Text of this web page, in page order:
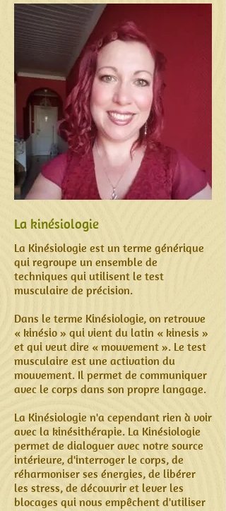
La kinésiologie
La Kinésiologie est un terme générique
qui regroupe un ensemble de
techniques qui utilisent le test
musculaire de précision.
Dans le terme Kinésiologie, on retrouve
« kinésio » qui vient du latin « kinesis »
et qui veut dire « mouvement ». Le test
musculaire est une activation du
mouvement. Il permet de communiquer
avec le corps dans son propre langage.
La Kinésiologie n'a cependant rien à voir
avec la kinésithérapie. La Kinésiologie
permet de dialoguer avec notre source
intérieure, d'interroger le corps, de
réharmoniser ses énergies, de libérer
les stress, de découvrir et lever les
blocages qui nous empêchent d'utiliser